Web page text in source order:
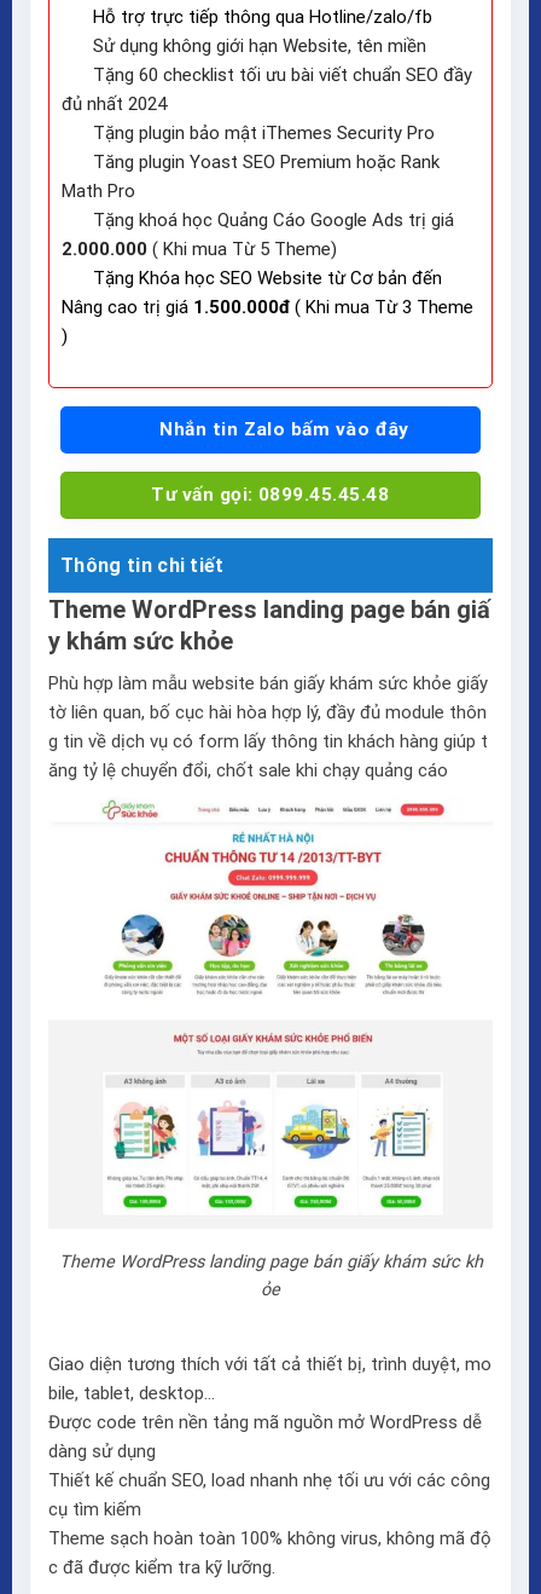
Hỗ trợ trực tiếp thông qua Hotline/zalo/fb
Sử dụng không giới hạn Website, tên miền
Tặng 60 checklist tối ưu bài viết chuẩn SEO đầy
đủ nhất 2024
Tặng plugin bảo mật iThemes Security Pro
Tăng plugin Yoast SEO Premium hoặc Rank
Math Pro
Tặng khoá học Quảng Cáo Google Ads trị giá
2.000.000 ( Khi mua Từ 5 Theme)
Tặng Khóa học SEO Website từ Cơ bản đến
Nâng cao trị giá 1.500.000đ ( Khi mua Từ 3 Theme
)
Nhắn tin Zalo bấm vào đây
Tư vấn gọi: 0899.45.45.48
Thông tin chi tiết
Theme WordPress landing page bán giấ
y khám sức khỏe
Phù hợp làm mẫu website bán giấy khám sức khỏe giấy
tờ liên quan, bố cục hài hòa hợp lý, đầy đủ module thôn
g tin về dịch vụ có form lấy thông tin khách hàng giúp t
ăng tỷ lệ chuyển đổi, chốt sale khi chạy quảng cáo
Theme WordPress landing page bán giấy khám sức kh
ỏe
Giao diện tương thích với tất cả thiết bị, trình duyệt, mo
bile, tablet, desktop…
Được code trên nền tảng mã nguồn mở WordPress dễ
dàng sử dụng
Thiết kế chuẩn SEO, load nhanh nhẹ tối ưu với các công
cụ tìm kiếm
Theme sạch hoàn toàn 100% không virus, không mã độ
c đã được kiểm tra kỹ lưỡng.